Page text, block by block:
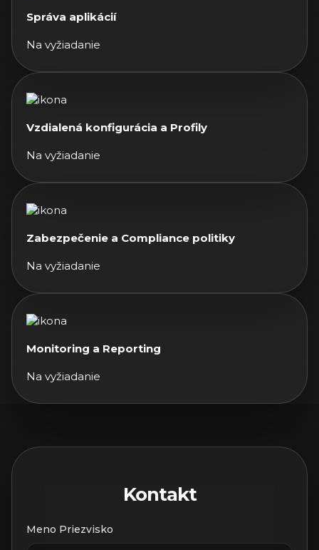
Správa aplikácií
Na vyžiadanie
Vzdialená konfigurácia a Profily
Na vyžiadanie
Zabezpečenie a Compliance politiky
Na vyžiadanie
Monitoring a Reporting
Na vyžiadanie
Kontakt
Meno Priezvisko